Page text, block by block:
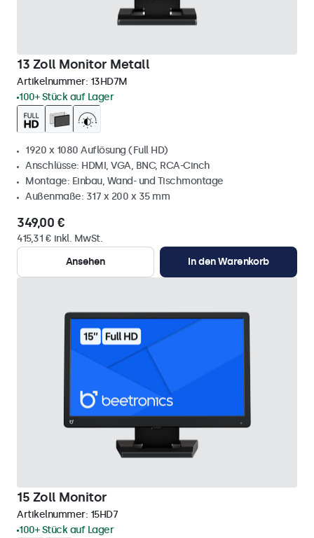
13 Zoll Monitor Metall
Artikelnummer: 13HD7M
100+ Stück auf Lager
1920 x 1080 Auflösung (Full HD)
Anschlüsse: HDMI, VGA, BNC, RCA-Cinch
Montage: Einbau, Wand- und Tischmontage
Außenmaße: 317 x 200 x 35 mm
349,00 €
415,31 € inkl. MwSt.
Ansehen
In den Warenkorb
15 Zoll Monitor
Artikelnummer: 15HD7
100+ Stück auf Lager